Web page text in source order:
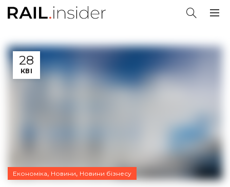
28
КВІ
Економіка, Новини, Новини бізнесу